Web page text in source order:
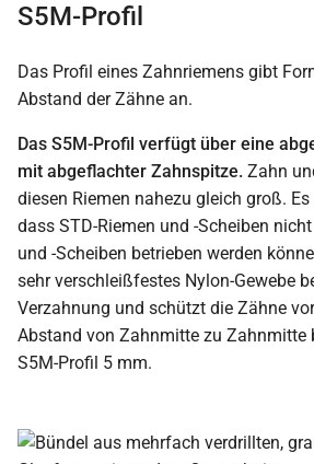
S5M-Profil
Das Profil eines Zahnriemens gibt
Abstand der Zähne an.
Das S5M-Profil verfügt über eine
mit abgeflachter Zahnspitze. Zahn
diesen Riemen nahezu gleich groß.
dass STD-Riemen und -Scheiben
und -Scheiben betrieben werden
sehr verschleißfestes Nylon-Gewebe
Verzahnung und schützt die Zähne
Abstand von Zahnmitte zu Zahnmitte
S5M-Profil 5 mm.